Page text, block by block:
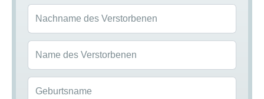
Nachname des Verstorbenen
Name des Verstorbenen
Geburtsname